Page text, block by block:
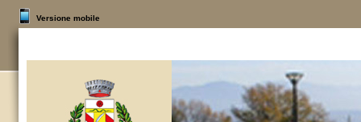
Versione mobile